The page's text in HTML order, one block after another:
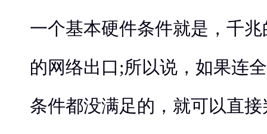
一个基本硬件条件就是，千
的网络出口;所以说，如果连
条件都没满足的，就可以直